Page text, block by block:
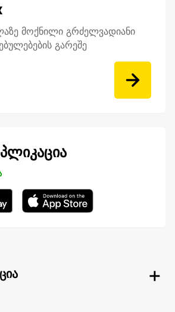
მოქნილი გრძელვადიანი
გარეშე